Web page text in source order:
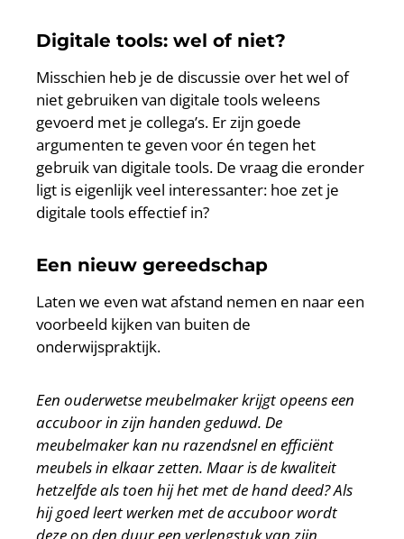
Digitale tools: wel of niet?
Misschien heb je de discussie over het wel of
niet gebruiken van digitale tools weleens
gevoerd met je collega’s. Er zijn goede
argumenten te geven voor én tegen het
gebruik van digitale tools. De vraag die eronder
ligt is eigenlijk veel interessanter: hoe zet je
digitale tools effectief in?
Een nieuw gereedschap
Laten we even wat afstand nemen en naar een
voorbeeld kijken van buiten de
onderwijspraktijk.
Een ouderwetse meubelmaker krijgt opeens een
accuboor in zijn handen geduwd. De
meubelmaker kan nu razendsnel en efficiënt
meubels in elkaar zetten. Maar is de kwaliteit
hetzelfde als toen hij het met de hand deed? Als
hij goed leert werken met de accuboor wordt